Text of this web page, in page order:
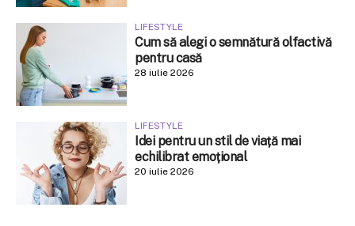
LIFESTYLE
Cum să alegi o semnătură olfactivă
pentru casă
28 iulie 2026
LIFESTYLE
Idei pentru un stil de viață mai
echilibrat emoțional
20 iulie 2026